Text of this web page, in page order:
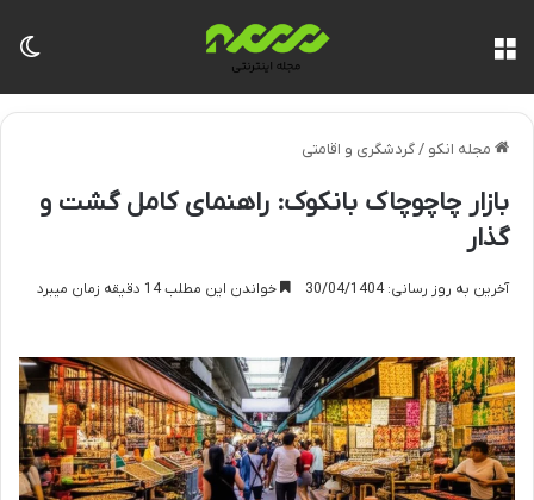
مجله انکو /گردشگری و اقامتی
بازار چاچوچاک بانکوک: راهنمای کامل گشت و
گذار
آخرین به روز رسانی: 30/04/1404 خواندن این مطلب 14 دقیقه زمان میبرد